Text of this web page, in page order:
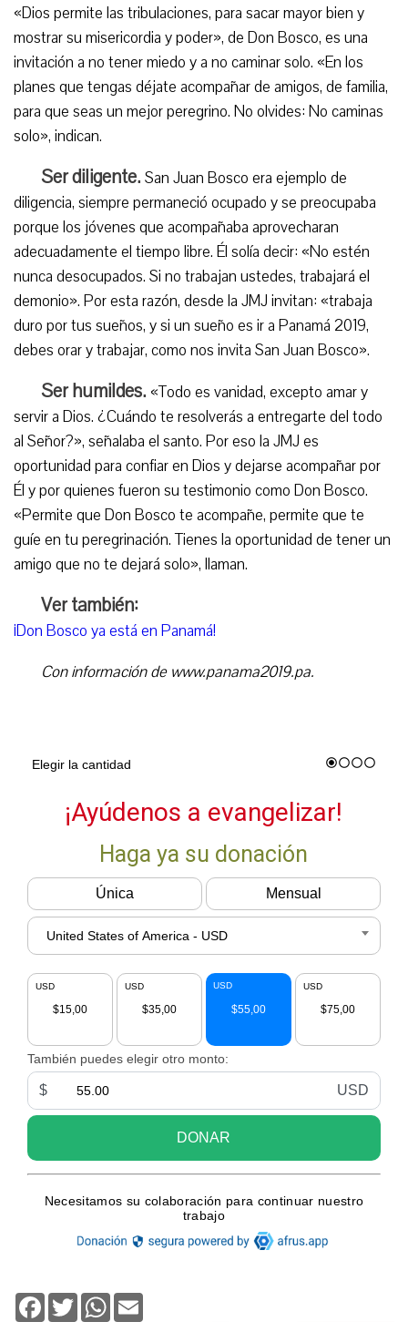
«Dios permite las tribulaciones, para sacar mayor bien y
mostrar su misericordia y poder», de Don Bosco, es una
invitación a no tener miedo y a no caminar solo. «En los
planes que tengas déjate acompañar de amigos, de familia,
para que seas un mejor peregrino. No olvides: No caminas
solo», indican.
Ser diligente. San Juan Bosco era ejemplo de
diligencia, siempre permaneció ocupado y se preocupaba
porque los jóvenes que acompañaba aprovecharan
adecuadamente el tiempo libre. Él solía decir: «No estén
nunca desocupados. Si no trabajan ustedes, trabajará el
demonio». Por esta razón, desde la JMJ invitan: «trabaja
duro por tus sueños, y si un sueño es ir a Panamá 2019,
debes orar y trabajar, como nos invita San Juan Bosco».
Ser humildes. «Todo es vanidad, excepto amar y
servir a Dios. ¿Cuándo te resolverás a entregarte del todo
al Señor?», señalaba el santo. Por eso la JMJ es
oportunidad para confiar en Dios y dejarse acompañar por
Él y por quienes fueron su testimonio como Don Bosco.
«Permite que Don Bosco te acompañe, permite que te
guíe en tu peregrinación. Tienes la oportunidad de tener un
amigo que no te dejará solo», llaman.
Ver también:
¡Don Bosco ya está en Panamá!
Con información de www.panama2019.pa.
Facebook
TwitterWhatsApp